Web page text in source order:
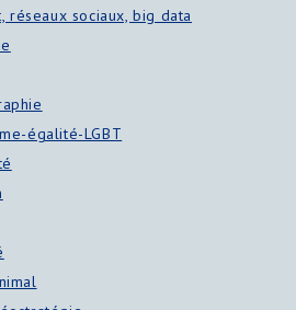
réseaux sociaux, big data
égalité-LGBT